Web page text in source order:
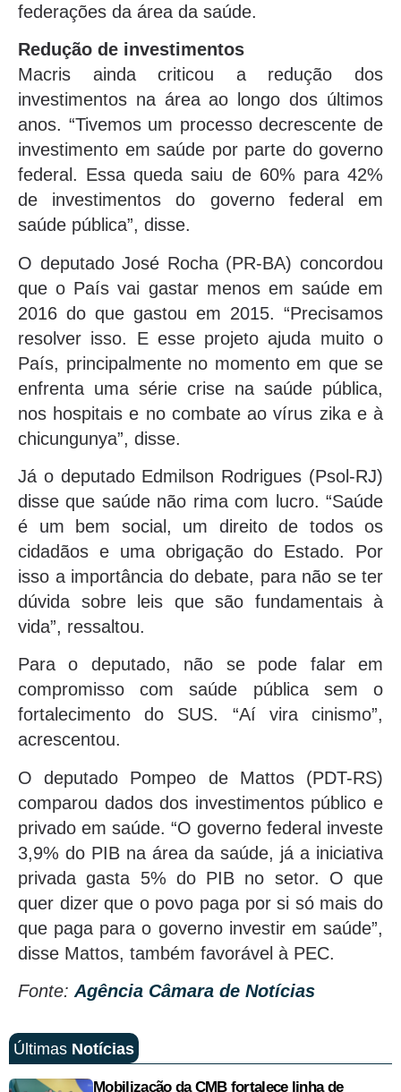
federações da área da saúde.
Redução de investimentos
Macris ainda criticou a redução dos
investimentos na área ao longo dos últimos
anos. “Tivemos um processo decrescente de
investimento em saúde por parte do governo
federal. Essa queda saiu de 60% para 42%
de investimentos do governo federal em
saúde pública”, disse.
O deputado José Rocha (PR-BA) concordou
que o País vai gastar menos em saúde em
2016 do que gastou em 2015. “Precisamos
resolver isso. E esse projeto ajuda muito o
País, principalmente no momento em que se
enfrenta uma série crise na saúde pública,
nos hospitais e no combate ao vírus zika e à
chicungunya”, disse.
Já o deputado Edmilson Rodrigues (Psol-RJ)
disse que saúde não rima com lucro. “Saúde
é um bem social, um direito de todos os
cidadãos e uma obrigação do Estado. Por
isso a importância do debate, para não se ter
dúvida sobre leis que são fundamentais à
vida”, ressaltou.
Para o deputado, não se pode falar em
compromisso com saúde pública sem o
fortalecimento do SUS. “Aí vira cinismo”,
acrescentou.
O deputado Pompeo de Mattos (PDT-RS)
comparou dados dos investimentos público e
privado em saúde. “O governo federal investe
3,9% do PIB na área da saúde, já a iniciativa
privada gasta 5% do PIB no setor. O que
quer dizer que o povo paga por si só mais do
que paga para o governo investir em saúde”,
disse Mattos, também favorável à PEC.
Fonte: Agência Câmara de Notícias
Últimas Notícias
Mobilização da CMB fortalece linha de